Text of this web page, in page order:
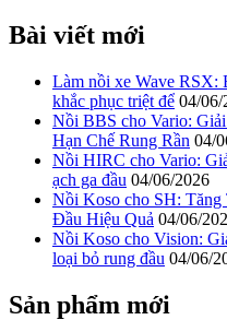
Bài viết mới
Làm nồi xe Wave RSX:
khắc phục triệt để 04/06/
Nồi BBS cho Vario:
Hạn Chế Rung Rần 04/
Nồi HIRC cho Vario:
ạch ga đầu 04/06/2026
Nồi Koso cho SH:
Đầu Hiệu Quả 04/06/
Nồi Koso cho Vision:
loại bỏ rung đầu 04/06/
Sản phẩm mới